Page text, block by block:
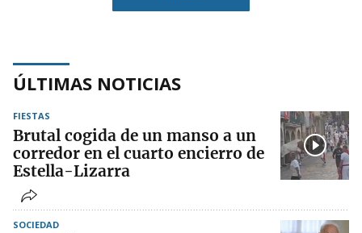
ÚLTIMAS NOTICIAS
FIESTAS
Brutal cogida de un manso a un
corredor en el cuarto encierro de
Estella-Lizarra
SOCIEDAD